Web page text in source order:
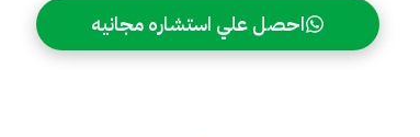
احصل علي استشاره مجانيه